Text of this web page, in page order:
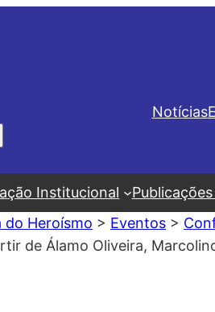
Notícias
Institucional
do Heroísmo > Eventos >
de Álamo Oliveira,